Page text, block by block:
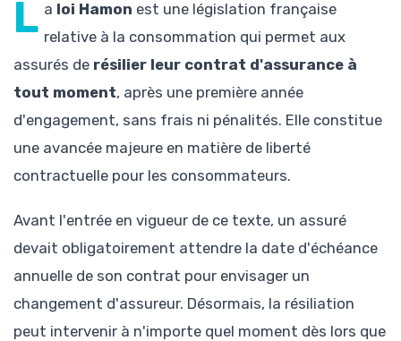
L a loi Hamon est une législation française
relative à la consommation qui permet aux
assurés de résilier leur contrat d'assurance à
tout moment, après une première année
d'engagement, sans frais ni pénalités. Elle constitue
une avancée majeure en matière de liberté
contractuelle pour les consommateurs.
Avant l'entrée en vigueur de ce texte, un assuré
devait obligatoirement attendre la date d'échéance
annuelle de son contrat pour envisager un
changement d'assureur. Désormais, la résiliation
peut intervenir à n'importe quel moment dès lors que